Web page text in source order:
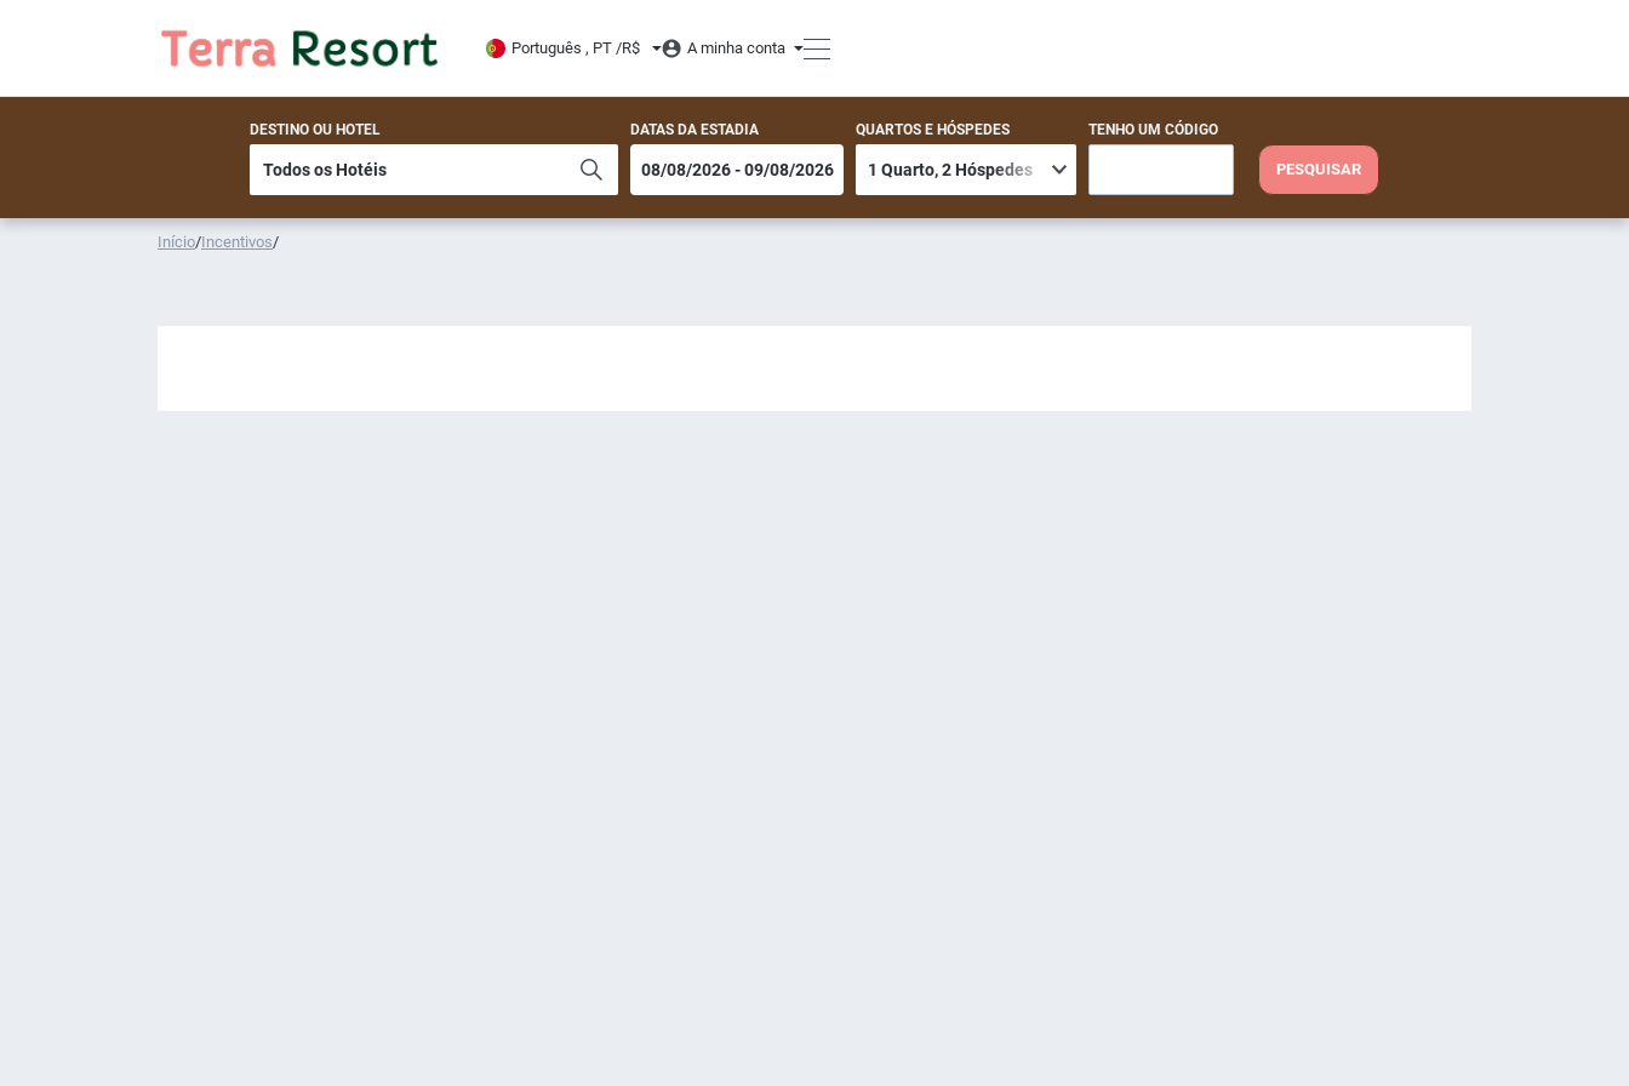
Português , PT /R$ A minha conta
DESTINO OU HOTEL DATAS DA ESTADIA QUARTOS E HÓSPEDES TENHO UM CÓDIGO
PESQUISAR
Início/Incentivos/